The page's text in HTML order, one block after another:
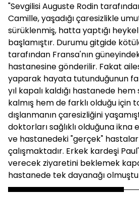
"Sevgilisi Auguste Rodin
Camille, yaşadığı çaresizlikle
sürüklenmiş, hatta yaptığı
başlamıştır. Durumu gitgide
tarafından Fransa'nın
hastanesine gönderilir. Fakat
yaparak hayata tutunduğunun
yıl kapalı kaldığı hastanede
kalmış hem de farklı olduğu için
dışlanmanın çaresizliğini
doktorları sağlıklı olduğuna
ve hastanedeki "gerçek"
çalışmaktadır. Erkek kardeşi
verecek ziyaretini beklemek
hastanede tek dayanağı